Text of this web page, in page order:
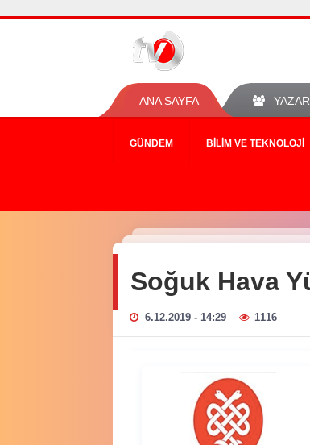
ANA SAYFA
GÜNDEM BILIM VE TEKNOLOJI
Soğuk Hava
6.12.2019 - 14:29 1116